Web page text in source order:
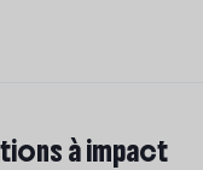
à impact